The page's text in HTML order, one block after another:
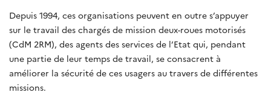
Depuis 1994, ces organisations peuvent en outre s’appuyer
sur le travail des chargés de mission deux-roues motorisés
(CdM 2RM), des agents des services de l’Etat qui, pendant
une partie de leur temps de travail, se consacrent à
améliorer la sécurité de ces usagers au travers de différentes
missions.